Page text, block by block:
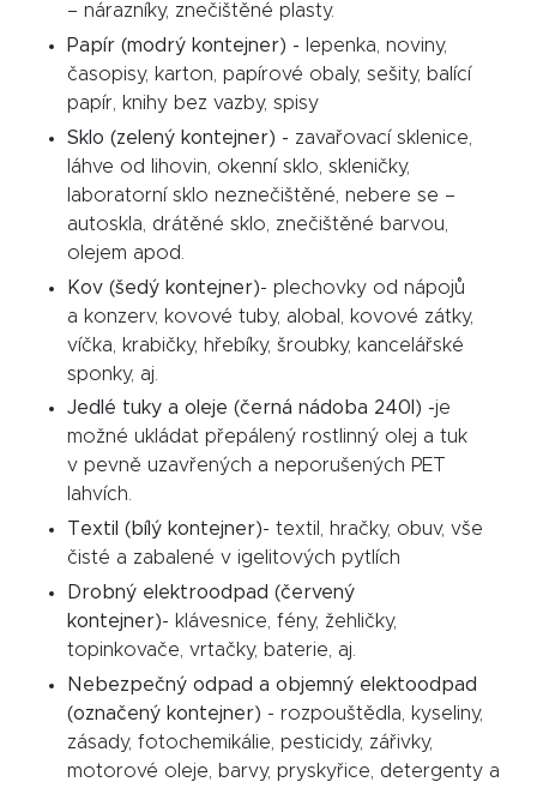
– nárazníky, znečištěné plasty.
Papír (modrý kontejner) - lepenka, noviny,
časopisy, karton, papírové obaly, sešity, balící
papír, knihy bez vazby, spisy
Sklo (zelený kontejner) - zavařovací sklenice,
láhve od lihovin, okenní sklo, skleničky,
laboratorní sklo neznečištěné, nebere se –
autoskla, drátěné sklo, znečištěné barvou,
olejem apod.
Kov (šedý kontejner)- plechovky od nápojů
a konzerv, kovové tuby, alobal, kovové zátky,
víčka, krabičky, hřebíky, šroubky, kancelářské
sponky, aj.
Jedlé tuky a oleje (černá nádoba 240l) -je
možné ukládat přepálený rostlinný olej a tuk
v pevně uzavřených a neporušených PET
lahvích.
Textil (bílý kontejner)- textil, hračky, obuv, vše
čisté a zabalené v igelitových pytlích
Drobný elektroodpad (červený
kontejner)- klávesnice, fény, žehličky,
topinkovače, vrtačky, baterie, aj.
Nebezpečný odpad a objemný elektoodpad
(označený kontejner) - rozpouštědla, kyseliny,
zásady, fotochemikálie, pesticidy, zářivky,
motorové oleje, barvy, pryskyřice, detergenty a